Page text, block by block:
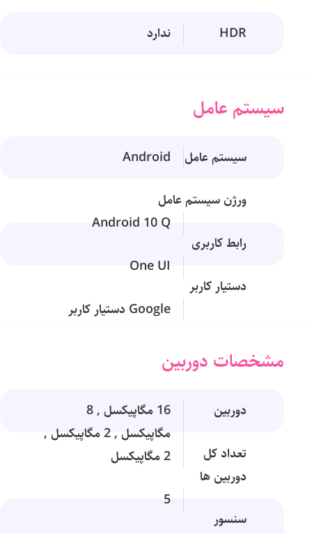
HDR ندارد
سیستم عامل
سیستم عامل Android
ورژن سیستم عامل
Android 10 Q
رابط کاربری
One UI
دستیار کاربر
Google دستیار کاربر
مشخصات دوربین
دوربین
16 مگاپیکسل , 8
مگاپیکسل , 2 مگاپیکسل ,
2 مگاپیکسل
تعداد کل
دوربین ها
5
سنسور